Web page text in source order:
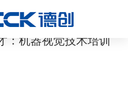
新资讯 /公司动态
：机器视觉技术培训